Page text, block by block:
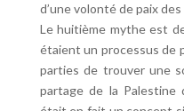
d’une volonté de paix
Le huitième mythe est
étaient un processus de
parties de trouver une
partage de la Palestine